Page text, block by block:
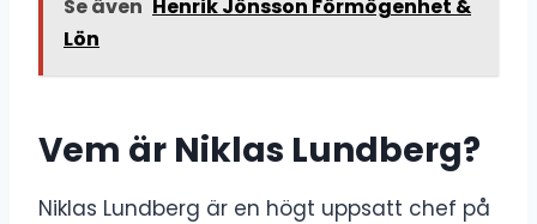
Se även Henrik Jönsson Förmögenhet &
Lön
Vem är Niklas Lundberg?
Niklas Lundberg är en högt uppsatt chef på